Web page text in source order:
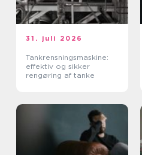
31. juli 2026
Tankrensningsmaskine:
effektiv og sikker
rengøring af tanke